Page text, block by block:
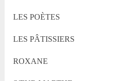
LES POÈTES
LES PÂTISSIERS
ROXANE